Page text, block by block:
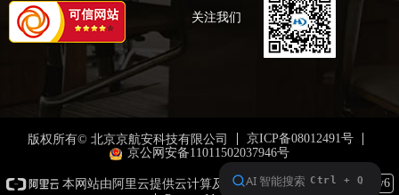
关注我们
版权所有© 北京京航安科技有限公司
京ICP备08012491号
京公网安备11011502037946号
本网站由阿里云提供云计算及安全服务 本网站支持
IPv6